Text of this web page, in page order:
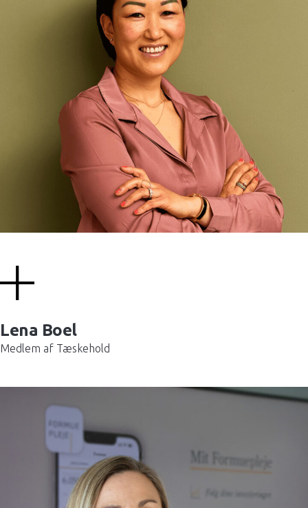
Lena Boel
Medlem af Tæskehold